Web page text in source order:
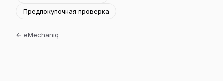
Предпокупочная проверка
← eMechaniq